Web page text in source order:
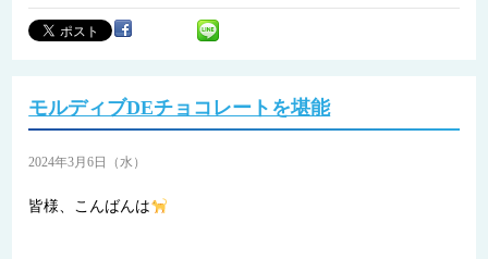
モルディブDEチョコレートを堪能
2024年3月6日（水）
皆様、こんばんは